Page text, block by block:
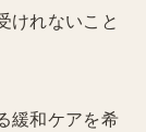
けれないこと
緩和ケアを希